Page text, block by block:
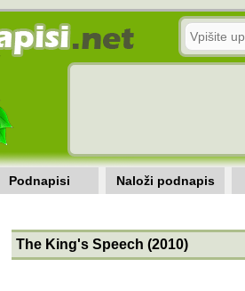
Podnapisi Naloži podnapis
The King's Speech (2010)